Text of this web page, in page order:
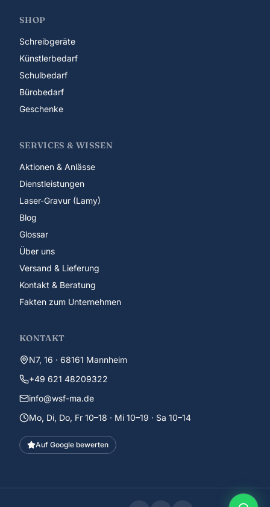
SHOP
Schreibgeräte
Künstlerbedarf
Schulbedarf
Bürobedarf
Geschenke
SERVICES & WISSEN
Aktionen & Anlässe
Dienstleistungen
Laser-Gravur (Lamy)
Blog
Glossar
Über uns
Versand & Lieferung
Kontakt & Beratung
Fakten zum Unternehmen
KONTAKT
N7, 16 · 68161 Mannheim
+49 621 48209322
info@wsf-ma.de
Mo, Di, Do, Fr 10–18 · Mi 10–19 · Sa 10–14
Auf Google bewerten